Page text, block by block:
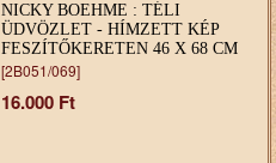
NICKY BOEHME : TÉLI
ÜDVÖZLET - HÍMZETT KÉP
FESZÍTŐKERETEN 46 X 68 CM
[2B051/069]
16.000 Ft